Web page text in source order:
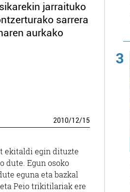
jarraituko
sarrera
aurkako
2010/12/15
ekitaldi egin dituzte
dute. Egun osoko
eguna eta bazkal
Peio trikitilariak ere
3